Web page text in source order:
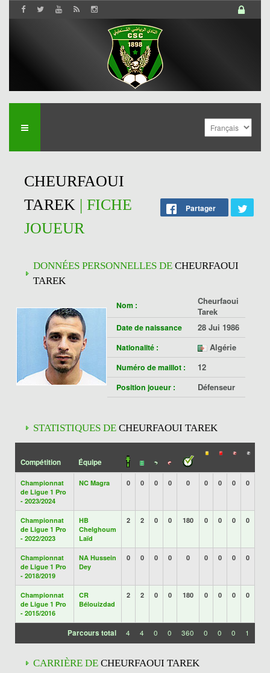
CHEURFAOUI
TAREK | FICHE
JOUEUR
Partager
DONNÉES PERSONNELLES DE CHEURFAOUI
TAREK
Nom :
Cheurfaoui
Tarek
Date de naissance 28 Jui 1986
Nationalité : Algérie
Numéro de maillot : 12
Position joueur : Défenseur
STATISTIQUES DE CHEURFAOUI TAREK
Compétition Équipe
Championnat
de Ligue 1 Pro
- 2023/2024
NC Magra 0 0 0 0 0 0 0 0 0
Championnat
de Ligue 1 Pro
- 2022/2023
HB
Chelghoum
Laïd
2 2 0 0 180 0 0 0 0
Championnat
de Ligue 1 Pro
- 2018/2019
NA Hussein
Dey
0 0 0 0 0 0 0 0 0
Championnat
de Ligue 1 Pro
- 2015/2016
CR
Bélouizdad
2 2 0 0 180 0 0 0 0
Parcours total 4 4 0 0 360 0 0 0 1
CARRIÈRE DE CHEURFAOUI TAREK